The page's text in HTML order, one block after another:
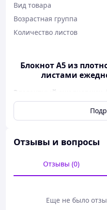
Вид товара
Возрастная группа
Количество листов
Блокнот А5 из
листами
Элегантный ежедневник
плотной натуральной кожи
Это идеальное сочетание
долговечности и
аксессуары.
блокнот формата А5
выдерживает ежедневное
Отзывы и вопросы
Отзывы (0)
Еще не было